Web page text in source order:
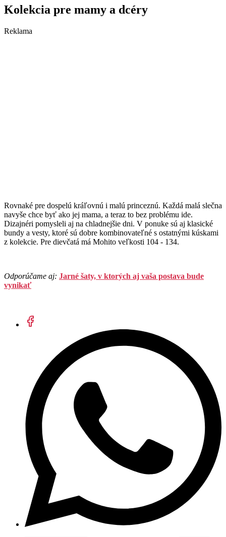
Kolekcia pre mamy a dcéry
Reklama
Rovnaké pre dospelú kráľovnú i malú princeznú. Každá malá slečna
navyše chce byť ako jej mama, a teraz to bez problému ide.
Dizajnéri pomysleli aj na chladnejšie dni. V ponuke sú aj klasické
bundy a vesty, ktoré sú dobre kombinovateľné s ostatnými kúskami
z kolekcie. Pre dievčatá má Mohito veľkosti 104 - 134.
Odporúčame aj: Jarné šaty, v ktorých aj vaša postava bude
vynikať